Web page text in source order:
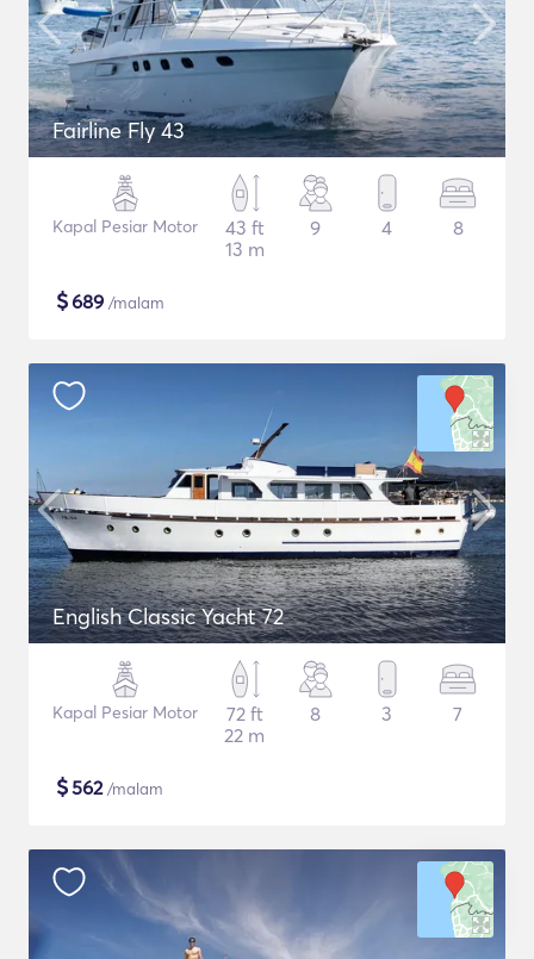
Fairline Fly 43
Kapal Pesiar Motor
43 ft
13 m
9 4 8
$689 /malam
English Classic Yacht 72
Kapal Pesiar Motor
72 ft
22 m
8 3 7
$562/malam